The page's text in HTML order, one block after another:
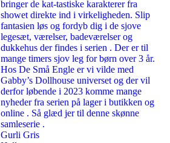
bringer de kat-tastiske karakterer fra
showet direkte ind i virkeligheden. Slip
fantasien løs og fordyb dig i de sjove
legesæt, værelser, badeværelser og
dukkehus der findes i serien . Der er til
mange timers sjov leg for børn over 3 år.
Hos De Små Engle er vi vilde med
Gabby’s Dollhouse universet og der vil
derfor løbende i 2023 komme mange
nyheder fra serien på lager i butikken og
online . Så glæd jer til denne skønne
samleserie .
Gurli Gris